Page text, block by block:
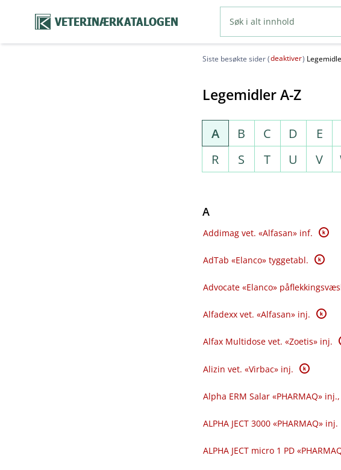
VETERINÆRKATALOGEN
Siste besøkte sider (deaktiver)
Legemidler A-Z
A B C D E
R
S T U V
A
Addimag vet. «Alfasan» inf. K
AdTab «Elanco» tyggetabl. K
Advocate «Elanco»
Alfadexx vet. «Alfasan» inj. K
Alfax Multidose vet. «Zoetis» inj.
Alizin vet. «Virbac» inj. K
Alpha ERM Salar «PHARMAQ»
ALPHA JECT 3000 «PHARMAQ» inj.
ALPHA JECT micro 1 PD